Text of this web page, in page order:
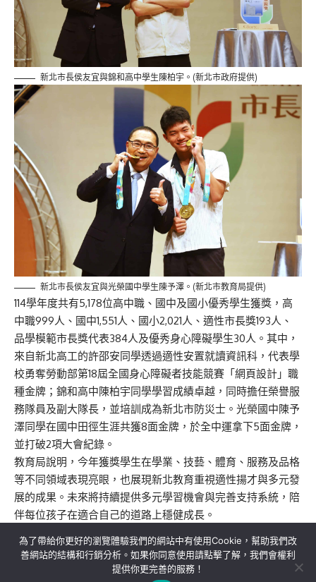
新北市長侯友宜與錦和高中學生陳柏宇。(新北市政府提供)
新北市長侯友宜與光榮國中學生陳予澤。(新北市教育局提供)
114學年度共有5,178位高中職、國中及國小優秀學生獲獎，高
中職999人、國中1,551人、國小2,021人、適性市長獎193人、
品學模範市長獎代表384人及優秀身心障礙學生30人。其中，
來自新北高工的許邵安同學透過適性安置就讀資訊科，代表學
校勇奪勞動部第18屆全國身心障礙者技能競賽「網頁設計」職
種金牌；錦和高中陳柏宇同學學習成績卓越，同時擔任榮譽服
務隊員及副大隊長，並培訓成為新北市防災士。光榮國中陳予
澤同學在國中田徑生涯共獲8面金牌，於全中運拿下5面金牌，
並打破2項大會紀錄。
教育局說明，今年獲獎學生在學業、技藝、體育、服務及品格
等不同領域表現亮眼，也展現新北教育重視適性揚才與多元發
展的成果。未來將持續提供多元學習機會與完善支持系統，陪
伴每位孩子在適合自己的道路上穩健成長。
關於我們 隱私權政策 聯絡我們
為了帶給你更好的瀏覽體驗我們的網站中有使用Cookie，幫助我們改
善網站的結構和行銷分析。如果你同意使用請點擊了解，我們會權利
提供你更完善的服務！